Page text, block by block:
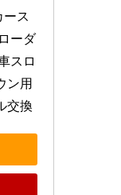
ース
ーダ
スロ
ン用
交換